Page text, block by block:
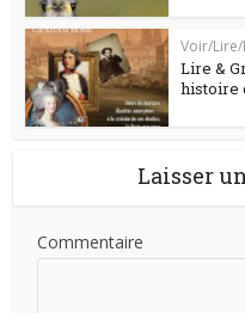
Voir/
Lire &
histoire
Laisser
Commentaire